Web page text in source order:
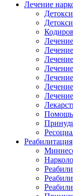
Лечение
Помощь
Реабилитация